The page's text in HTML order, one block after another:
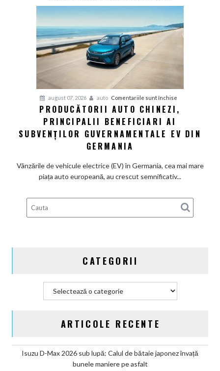
BMW
renunță
și
100%
august 07, 2026 auto Comentariile sunt închise
chinezi,
din
Germania
PRODUCĂTORII AUTO CHINEZI,
PRINCIPALII BENEFICIARI AI
SUBVENȚILOR GUVERNAMENTALE EV DIN
GERMANIA
Vânzările de vehicule electrice (EV) în Germania, cea mai mare
piața auto europeană, au crescut semnificativ...
CATEGORII
ARTICOLE RECENTE
Isuzu D-Max 2026 sub lupă: Calul de bătaie japonez învață
bunele maniere pe asfalt